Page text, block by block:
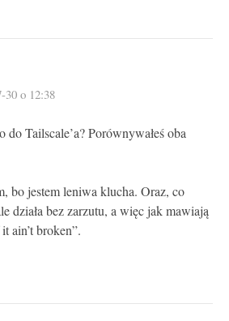
30 o 12:38
do Tailscale’a? Porównywałeś oba
bo jestem leniwa klucha. Oraz, co
działa bez zarzutu, a więc jak mawiają
ain’t broken”.